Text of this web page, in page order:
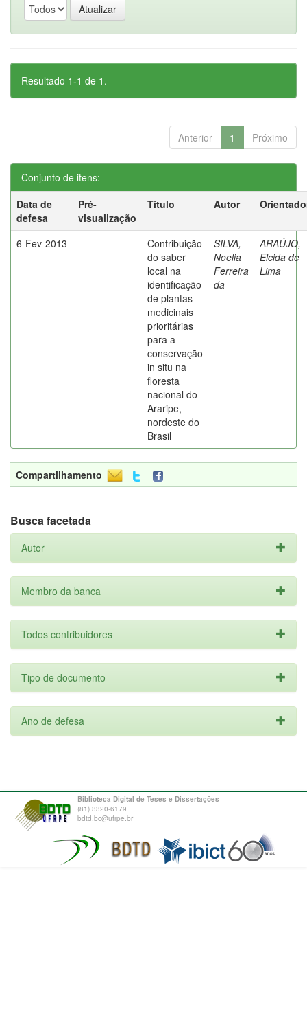
Resultado 1-1 de 1.
Anterior 1 Próximo
Conjunto de itens:
Data de
defesa
Pré-
visualização
Título Autor
6-Fev-2013
Contribuição
do saber
local na
identificação
de plantas
medicinais
prioritárias
para a
conservação
in situ na
floresta
nacional do
Araripe,
nordeste do
Brasil
SILVA,
Noelia
Ferreira
da
ARAÚJO,
Elcida de
Lima
Compartilhamento
Busca facetada
Autor
Membro da banca
Todos contribuidores
Tipo de documento
Ano de defesa
Biblioteca Digital de Teses e Dissertações
(81) 3320-6179
bdtd.bc@ufrpe.br